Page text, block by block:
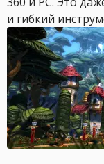
и гибкий